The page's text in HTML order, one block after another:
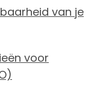
van je
voor